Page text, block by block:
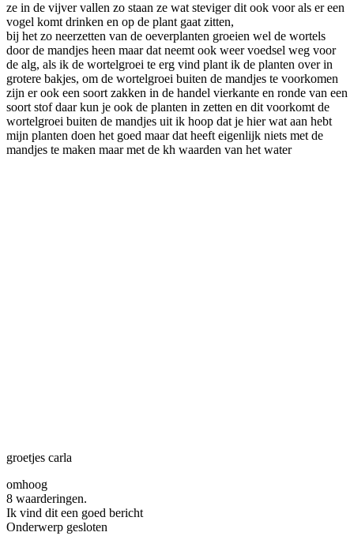
ze in de vijver vallen zo staan ze wat steviger dit ook voor als er een
vogel komt drinken en op de plant gaat zitten,
bij het zo neerzetten van de oeverplanten groeien wel de wortels
door de mandjes heen maar dat neemt ook weer voedsel weg voor
de alg, als ik de wortelgroei te erg vind plant ik de planten over in
grotere bakjes, om de wortelgroei buiten de mandjes te voorkomen
zijn er ook een soort zakken in de handel vierkante en ronde van een
soort stof daar kun je ook de planten in zetten en dit voorkomt de
wortelgroei buiten de mandjes uit ik hoop dat je hier wat aan hebt
mijn planten doen het goed maar dat heeft eigenlijk niets met de
mandjes te maken maar met de kh waarden van het water
groetjes carla
omhoog
8 waarderingen.
Ik vind dit een goed bericht
Onderwerp gesloten